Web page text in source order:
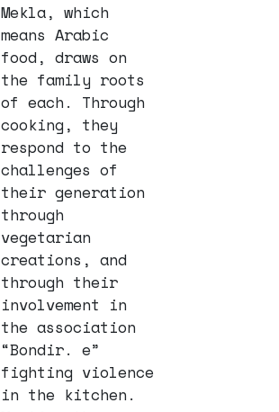
Mekla, which
means Arabic
food, draws on
the family roots
of each. Through
cooking, they
respond to the
challenges of
their generation
through
vegetarian
creations, and
through their
involvement in
the association
“Bondir. e”
fighting violence
in the kitchen.